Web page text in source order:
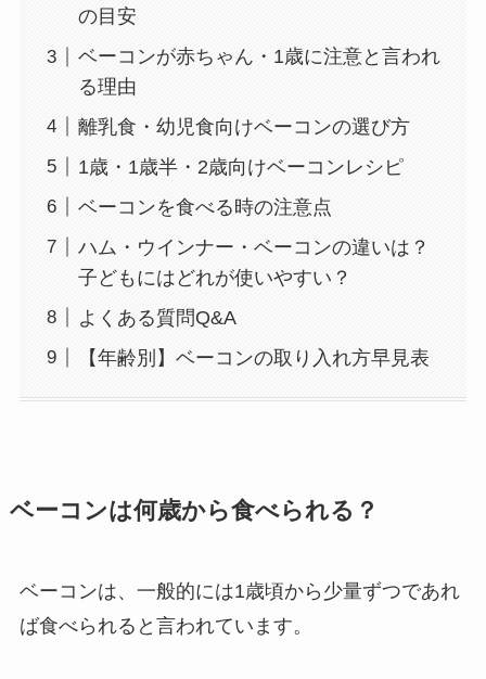
の目安
ベーコンが赤ちゃん・1歳に注意と言われ
る理由
離乳食・幼児食向けベーコンの選び方
1歳・1歳半・2歳向けベーコンレシピ
ベーコンを食べる時の注意点
ハム・ウインナー・ベーコンの違いは？
子どもにはどれが使いやすい？
よくある質問Q&A
【年齢別】ベーコンの取り入れ方早見表
ベーコンは何歳から食べられる？
ベーコンは、一般的には1歳頃から少量ずつであれ
ば食べられると言われています。